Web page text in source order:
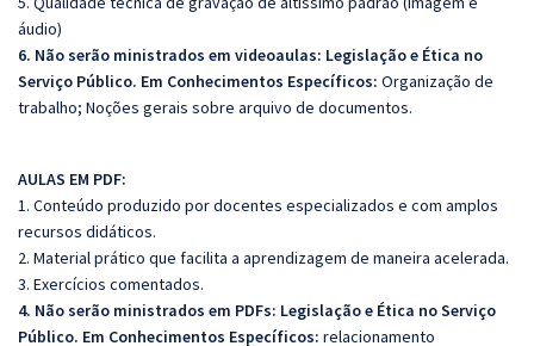
áudio)
6. Não serão ministrados em videoaulas: Legislação e Ética no
Serviço Público. Em Conhecimentos Específicos: Organização de
trabalho; Noções gerais sobre arquivo de documentos.
AULAS EM PDF:
1. Conteúdo produzido por docentes especializados e com amplos
recursos didáticos.
2. Material prático que facilita a aprendizagem de maneira acelerada.
3. Exercícios comentados.
4. Não serão ministrados em PDFs: Legislação e Ética no Serviço
Público. Em Conhecimentos Específicos: relacionamento